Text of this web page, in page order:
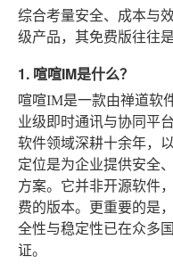
综合考量安全、成本与
级产品，其免费版往往
1. 喧喧IM是什么？
喧喧IM是一款由禅道软
业级即时通讯与协同平
软件领域深耕十余年，
定位是为企业提供安全
方案。它并非开源软件
费的版本。更重要的是
全性与稳定性已在众多
证。